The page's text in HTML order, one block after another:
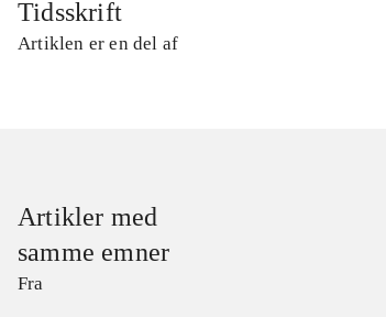
Tidsskrift
Artiklen er en del af
Artikler med
samme emner
Fra